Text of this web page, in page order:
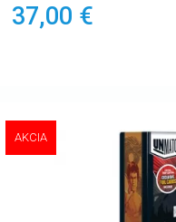
37,00 €
AKCIA